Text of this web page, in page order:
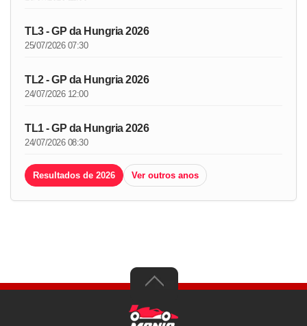
TL3 - GP da Hungria 2026
25/07/2026 07:30
TL2 - GP da Hungria 2026
24/07/2026 12:00
TL1 - GP da Hungria 2026
24/07/2026 08:30
Resultados de 2026 Ver outros anos